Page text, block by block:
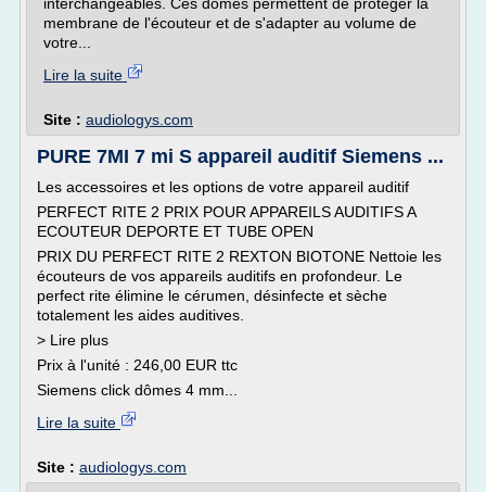
membrane de l'écouteur et de s'adapter au volume de
votre...
Lire la suite
Site : audiologys.com
PURE 7MI 7 mi S appareil auditif Siemens ...
Les accessoires et les options de votre appareil auditif
PERFECT RITE 2 PRIX POUR APPAREILS AUDITIFS A
ECOUTEUR DEPORTE ET TUBE OPEN
PRIX DU PERFECT RITE 2 REXTON BIOTONE Nettoie les
écouteurs de vos appareils auditifs en profondeur. Le
perfect rite élimine le cérumen, désinfecte et sèche
totalement les aides auditives.
> Lire plus
Prix à l'unité : 246,00 EUR ttc
Siemens click dômes 4 mm...
Lire la suite
Site : audiologys.com